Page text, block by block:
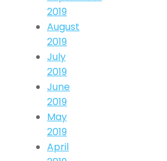
2019
August
2019
July
2019
June
2019
May
2019
April